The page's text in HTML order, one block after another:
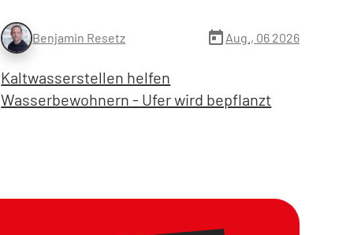
Benjamin Resetz today Aug., 06 2026
Kaltwasserstellen helfen
Wasserbewohnern - Ufer wird bepflanzt